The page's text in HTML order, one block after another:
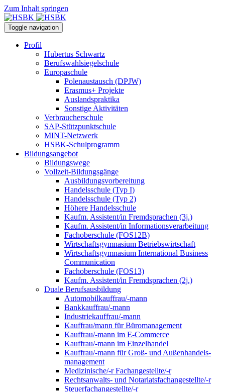
Zum Inhalt springen
Toggle navigation
Profil
Hubertus Schwartz
Berufswahlsiegelschule
Europaschule
Polenaustausch (DPJW)
Erasmus+ Projekte
Auslandspraktika
Sonstige Aktivitäten
Verbraucherschule
SAP-Stützpunktschule
MINT-Netzwerk
HSBK-Schulprogramm
Bildungsangebot
Bildungswege
Vollzeit-Bildungsgänge
Ausbildungsvorbereitung
Handelsschule (Typ I)
Handelsschule (Typ 2)
Höhere Handelsschule
Kaufm. Assistent/in­ Fremdsprachen (3j.)
Kaufm. Assistent/in Informationsverarbeitung
Fachoberschule (FOS12B)
Wirtschaftsgymnasium Betriebswirtschaft
Wirtschaftsgymnasium International Business
Communication
Fachoberschule (FOS13)
Kaufm. Assistent/in Fremdsprachen (2j.)
Duale Berufsausbildung
Automobilkauffrau/-mann
Bankkauffrau/-mann
Industriekauffrau/-mann
Kauffrau/mann für Büromanagement
Kauffrau/-mann im E-Commerce
Kauffrau/-mann im Einzelhandel
Kauffrau/-mann für Groß- und Außen­handels­
manage­ment
Medizinische/-r Fachangestellte/-r
Rechtsanwalts- und Notariatsfachangestellte/-r
Steuerfachangestellte/-r